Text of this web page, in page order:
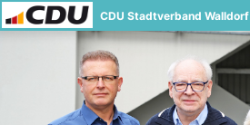
CDU Stadtverband Walldorf